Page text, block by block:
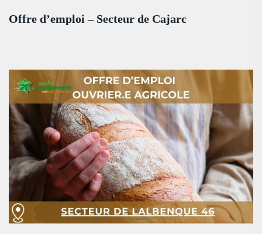
Offre d’emploi – Secteur de Cajarc